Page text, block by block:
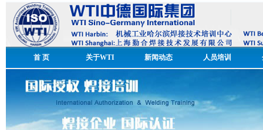
首 页 关于WTI 新闻动态 人员培训